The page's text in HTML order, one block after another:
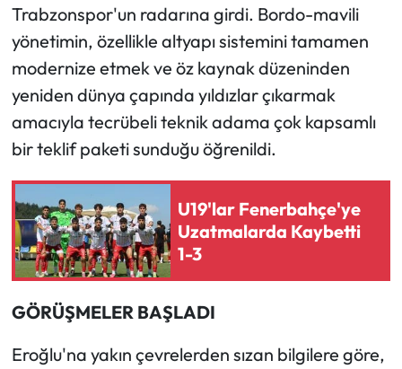
Trabzonspor'un radarına girdi. Bordo-mavili
yönetimin, özellikle altyapı sistemini tamamen
modernize etmek ve öz kaynak düzeninden
yeniden dünya çapında yıldızlar çıkarmak
amacıyla tecrübeli teknik adama çok kapsamlı
bir teklif paketi sunduğu öğrenildi.
U19'lar Fenerbahçe'ye
Uzatmalarda Kaybetti
1-3
​GÖRÜŞMELER BAŞLADI
​Eroğlu'na yakın çevrelerden sızan bilgilere göre,
Sungurlu Haberleri
Turizm
Uğurludağ Haberleri
Yaşam
Yayla Haber
Yemek Tarifleri